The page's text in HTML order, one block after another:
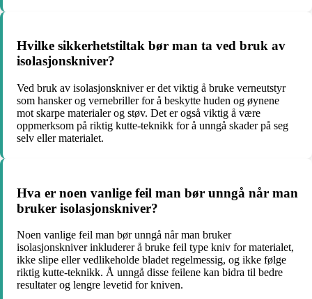
Hvilke sikkerhetstiltak bør man ta ved bruk av
isolasjonskniver?
Ved bruk av isolasjonskniver er det viktig å bruke verneutstyr
som hansker og vernebriller for å beskytte huden og øynene
mot skarpe materialer og støv. Det er også viktig å være
oppmerksom på riktig kutte-teknikk for å unngå skader på seg
selv eller materialet.
Hva er noen vanlige feil man bør unngå når man
bruker isolasjonskniver?
Noen vanlige feil man bør unngå når man bruker
isolasjonskniver inkluderer å bruke feil type kniv for materialet,
ikke slipe eller vedlikeholde bladet regelmessig, og ikke følge
riktig kutte-teknikk. Å unngå disse feilene kan bidra til bedre
resultater og lengre levetid for kniven.